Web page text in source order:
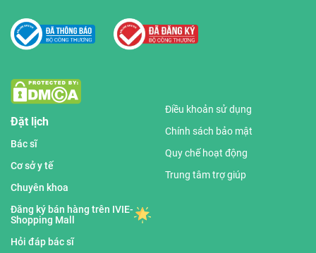
Đặt lịch
Bác sĩ
Cơ sở y tế
Chuyên khoa
Đăng ký bán hàng trên IVIE-
Shopping Mall
Hỏi đáp bác sĩ
Điều khoản sử dụng
Chính sách bảo mật
Quy chế hoạt động
Trung tâm trợ giúp